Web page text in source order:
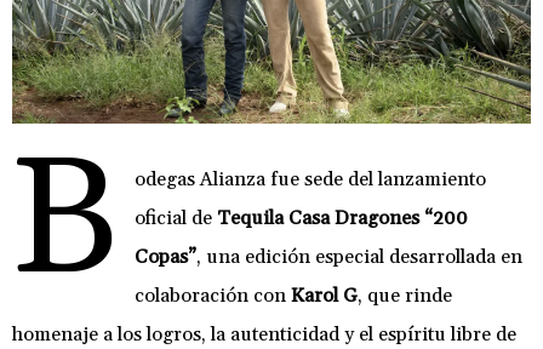
B
odegas Alianza fue sede del lanzamiento
oficial de Tequila Casa Dragones “200
Copas”, una edición especial desarrollada en
colaboración conKarol G, que rinde
homenaje a los logros, la autenticidad y el espíritu libre de